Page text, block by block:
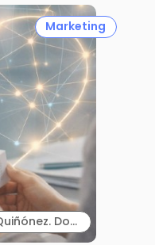
Marketing
María Belén Ríos Quiñónez. Docente investigadora. Instituto Superior Tecnológico Cordillera (Ecuador).